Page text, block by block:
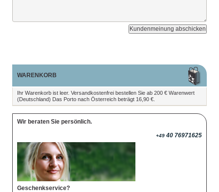
Kundenmeinung abschicken
WARENKORB
Ihr Warenkorb ist leer. Versandkostenfrei bestellen Sie ab 200 € Warenwert
(Deutschland) Das Porto nach Österreich beträgt 16,90 €.
Wir beraten Sie persönlich.
+49 40 76971625
Geschenkservice?